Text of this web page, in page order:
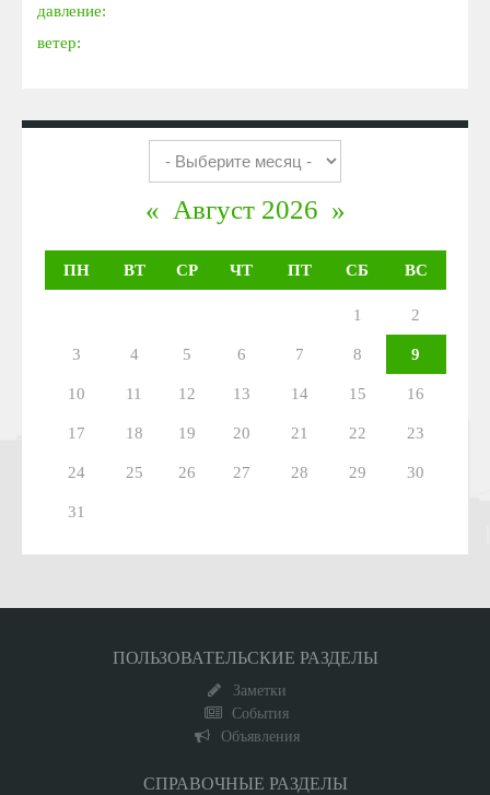
давление:
ветер:
« Август 2026 »
ПН ВТ СР ЧТ ПТ СБ ВС
1 2
3 4 5 6 7 8 9
10 11 12 13 14 15 16
17 18 19 20 21 22 23
24 25 26 27 28 29 30
31
ПОЛЬЗОВАТЕЛЬСКИЕ РАЗДЕЛЫ
Заметки
События
Объявления
СПРАВОЧНЫЕ РАЗДЕЛЫ